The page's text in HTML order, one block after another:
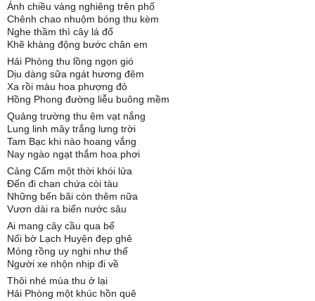
Ánh chiều vàng nghiêng trên phố
Chênh chao nhuộm bóng thu kèm
Nghe thầm thì cây lá đổ
Khẽ khàng động bước chân em
Hải Phòng thu lồng ngọn gió
Dịu dàng sữa ngát hương đêm
Xa rồi màu hoa phượng đỏ
Hồng Phong đường liễu buông mềm
Quảng trường thu êm vạt nắng
Lung linh mây trắng lưng trời
Tam Bạc khi nào hoang vắng
Nay ngào ngạt thắm hoa phơi
Cảng Cấm một thời khói lửa
Đến đi chan chứa còi tàu
Những bến bãi còn thêm nữa
Vươn dài ra biển nước sâu
Ai mang cây cầu qua bể
Nối bờ Lạch Huyện đẹp ghê
Móng rồng uy nghi như thế
Người xe nhộn nhịp đi về
Thôi nhé mùa thu ở lại
Hải Phòng một khúc hồn quê